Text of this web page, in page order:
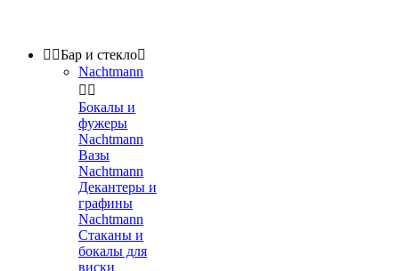
 Бар и стекло
Nachtmann
 
Бокалы и
фужеры
Nachtmann
Вазы
Nachtmann
Декантеры и
графины
Nachtmann
Стаканы и
бокалы для
виски